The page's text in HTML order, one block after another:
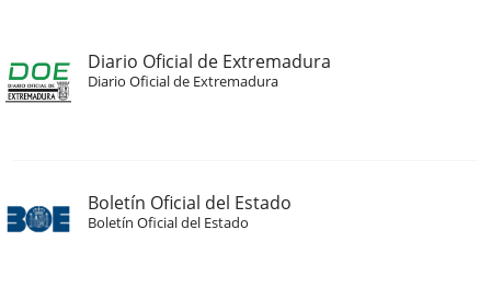
Diario Oficial de Extremadura
Diario Oficial de Extremadura
Boletín Oficial del Estado
Boletín Oficial del Estado